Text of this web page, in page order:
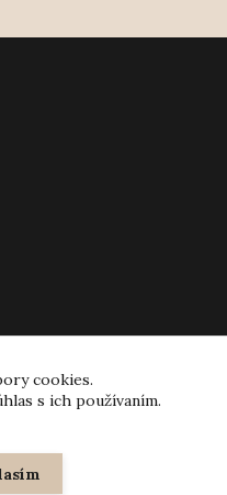
cookies.
s ich používaním.